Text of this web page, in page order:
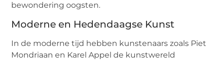
bewondering oogsten.
Moderne en Hedendaagse Kunst
In de moderne tijd hebben kunstenaars zoals Piet
Mondriaan en Karel Appel de kunstwereld